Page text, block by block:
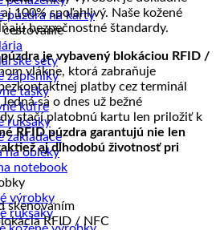
púzdra na karty
cestovanie
sety
zápisníky
tašky
kufre
ruksaky
zakladače
na obleky
notebook
výrobky
ruksaky
100% spoľahlivý. Naše kožené
bezpečnostné štandardy.
je vybavený blokáciou RFID /
vlákne, ktorá zabraňuje
platby cez terminál
sa o dnes už bežné
stačí platobnú kartu len priložiť k
RFID púzdra garantujú nie len
aj dlhodobú životnosť pri
skenovaním
RFID / NFC